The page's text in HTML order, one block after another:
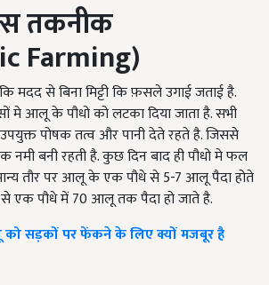
तकनीक
Farming)
मदद से बिना मिट्टी कि फ़सले उगाई जताई है.
मे आलू के पौधो को लटका दिया जाता है. सभी
पोषक तत्व और पानी देते रहते है. जिससे
नमी बनी रहती है. कुछ दिन बाद ही पौधो मे फल
तौर पर आलू के एक पौधे से 5-7 आलू पैदा होते
एक पौधे में 70 आलू तक पैदा हो जाते है.
सड़कों पर फेंकने के लिए क्यों मजबूर है